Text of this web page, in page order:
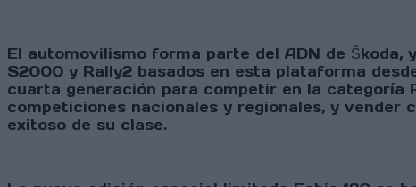
El automovilismo forma parte del ADN de
S2000 y Rally2 basados en esta plataforma
cuarta generación para competir en la categoría
competiciones nacionales y regionales, y
exitoso de su clase.